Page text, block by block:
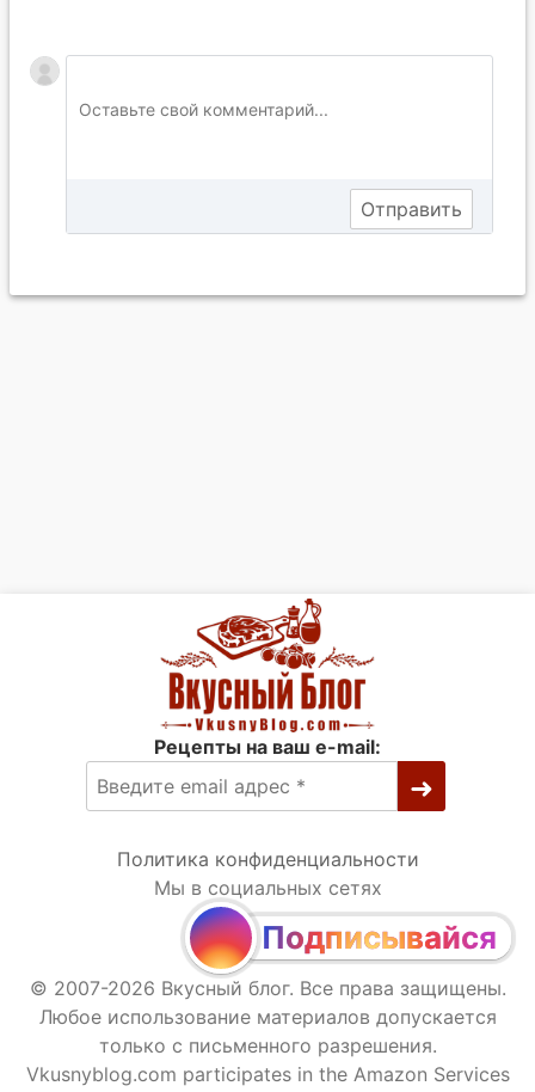
Рецепты на ваш e-mail:
Политика конфиденциальности
Мы в социальных сетях
Подписывайся
© 2007-2026 Вкусный блог. Все права защищены.
Любое использование материалов допускается
только с письменного разрешения.
Vkusnyblog.com participates in the Amazon Services